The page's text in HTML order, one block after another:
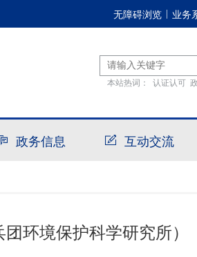
无障碍浏览 业务
本站热词： 认证认可
政务信息 互动交流
环境保护科学研究所）